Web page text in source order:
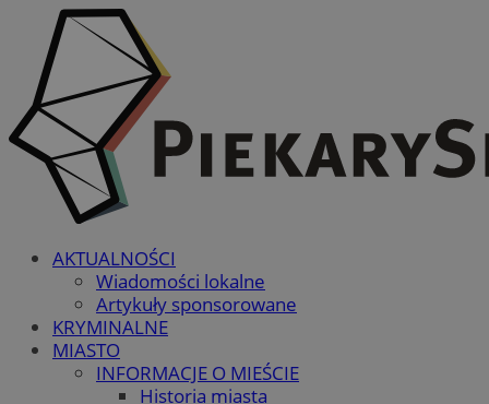
AKTUALNOŚCI
Wiadomości lokalne
Artykuły sponsorowane
KRYMINALNE
MIASTO
INFORMACJE O MIEŚCIE
Historia miasta